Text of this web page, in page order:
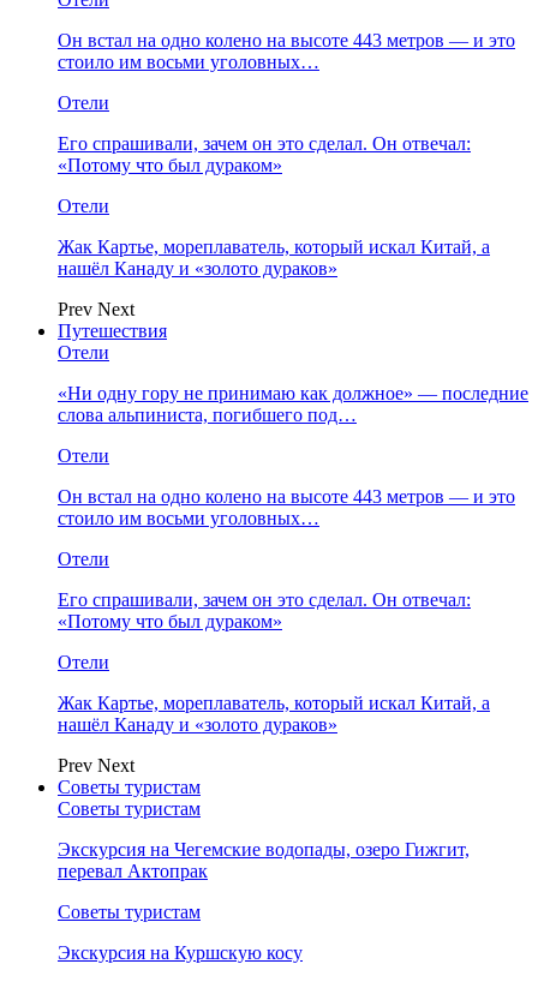
Он встал на одно колено на высоте 443 метров — и это
стоило им восьми уголовных…
Отели
Его спрашивали, зачем он это сделал. Он отвечал:
«Потому что был дураком»
Отели
Жак Картье, мореплаватель, который искал Китай, а
нашёл Канаду и «золото дураков»
Prev Next
Путешествия
Отели
«Ни одну гору не принимаю как должное» — последние
слова альпиниста, погибшего под…
Отели
Он встал на одно колено на высоте 443 метров — и это
стоило им восьми уголовных…
Отели
Его спрашивали, зачем он это сделал. Он отвечал:
«Потому что был дураком»
Отели
Жак Картье, мореплаватель, который искал Китай, а
нашёл Канаду и «золото дураков»
Prev Next
Советы туристам
Советы туристам
Экскурсия на Чегемские водопады, озеро Гижгит,
перевал Актопрак
Советы туристам
Экскурсия на Куршскую косу